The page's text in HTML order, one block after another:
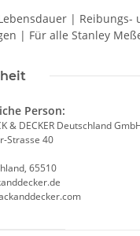
|
| Für alle Stanley
Person:
& DECKER Deutschland
Strasse 40
65510